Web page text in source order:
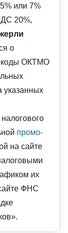
или 7%
20%,
о
коды ОКТМО
указанных
промо-
на сайте
их
ФНС